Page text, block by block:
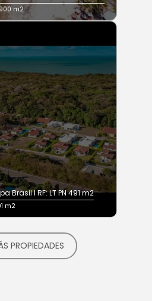
m2
Brasil I RF: LT PN 491 m2
m2
PROPIEDADES